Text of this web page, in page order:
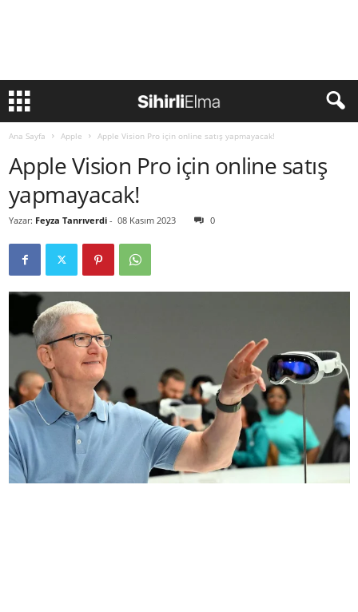
Ana Sayfa Apple Apple Vision Pro için online satış yapmayacak!
Apple Vision Pro için online satış
yapmayacak!
Yazar: Feyza Tanrıverdi - 08 Kasım 2023 0